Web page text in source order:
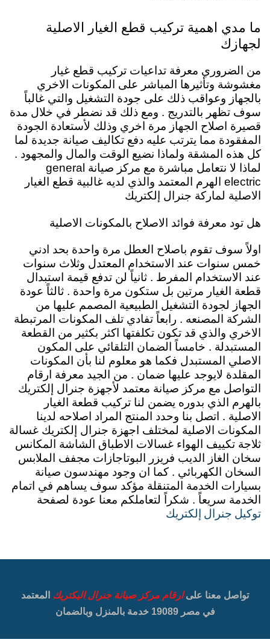
ما مدي اهمية تركيب قطع الغيار الاصلية
لجهازك
من الضروري معرفة تداعيات تركيب قطع غيار
مغشوشة وتأثيرها المباشر على المكونات الاخري
بالجهاز وعواقب ذلك على جودة التشغيل والتي غالباً
سوف تظهر بالتدريج . ومع ذلك قد نضطر في خلال مدة
قصيرة اصلاح الجهاز مرة اخري وذلك لأستعادة الجودة
المفقودة مما يترتب عليه دفع تكاليف صيانة جديدة لما
كل هذه المشقة ولماذا نضيع الوقت والمال والمجهود .
لماذا لا نتعامل مباشرة مع مركز صيانة general
electric الهرم المعتمد والذي لديه غالبية قطع الغيار
الاصلية لماركة جنرال إلكتريك
هل تود معرفة فوائد الاصلاح بالمكونات الاصلية
اولاً سوف تقوم باصلاح العطل مرة واحدة بحد ادني
خمس سنوات عند الاستخدام المعتدل وثلاث سنوات
عند الاستخدام المفرط . ثانياً لن تدفع قيمة استبدال
قطعة الغيار مرتين بل ستكون مرة واحدة . ثالثاً عودة
الجهاز لجودة التشغيل الطبيعية المصمم عليها من
الشركة المصنعه . رابعاً تفادي تلف المكونات المرتبطة
الاخري والذي قد تكون تكلفتها اكثر بكثير من القطعة
المستبدلة . خامساً الضمان التلقائي على المكون
الاصلي المستبدل فكما هو معلوم لنا بأن المكونات
المقلدة لايوجد عليها ضمان . من الجيد معرفة ارقام
التواصل مع مركز صيانة معتمد لأجهزة جنرال إلكتريك
بالهرم الذي بدوره يضمن لنا تركيب قطعة الغيار
الاصلية . اتصل بنا وحدد المنتج المراد اصلاحه لدينا
المكونات الاصلية لمختلف اجهزة جنرال إلكتريك غسالة
ثلاجة تكييف الهواء غسالات الاطباق الشاشة المكانس
سخان الغاز الديب فريزر البوتاجازات مجفف الملابس
السخان الكهربائي . كما ان وجود مهندسون صيانة
بسيارات الخدمة المتنقلة مؤكد سوف يساهم في اتمام
الخدمة سريعاً . شكراً لتعاملكم معنا عودة لصفحة
توكيل جنرال إلكتريك
تواصل معنا علىارقام مركز صيانة جنرال اليكتريك المعتمد
في مصر 19089 خدمة بالمنزل وبالضمان